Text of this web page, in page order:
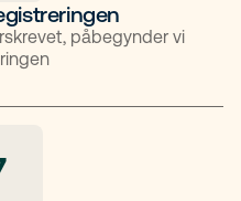
påbegynder vi